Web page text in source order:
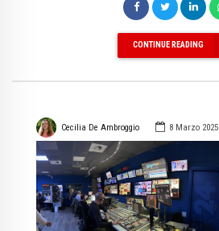
CONTINUE READING
Cecilia De Ambroggio 8 Marzo 2025